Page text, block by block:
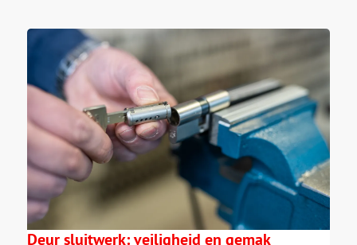
Deur sluitwerk: veiligheid en gemak